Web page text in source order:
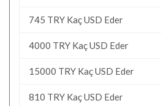
745 TRY Kaç USD Eder
4000 TRY Kaç USD Eder
15000 TRY Kaç USD Eder
810 TRY Kaç USD Eder